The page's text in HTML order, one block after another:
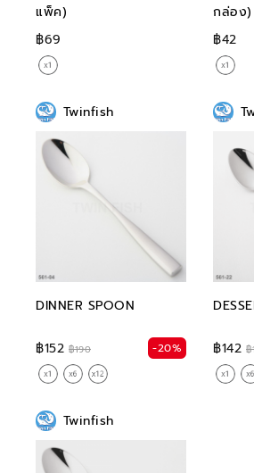
แพ็ค)
฿69
กล่อง)
฿42
Twinfish
DINNER SPOON
฿152 ฿190 -20% ฿142 ฿
Twinfish